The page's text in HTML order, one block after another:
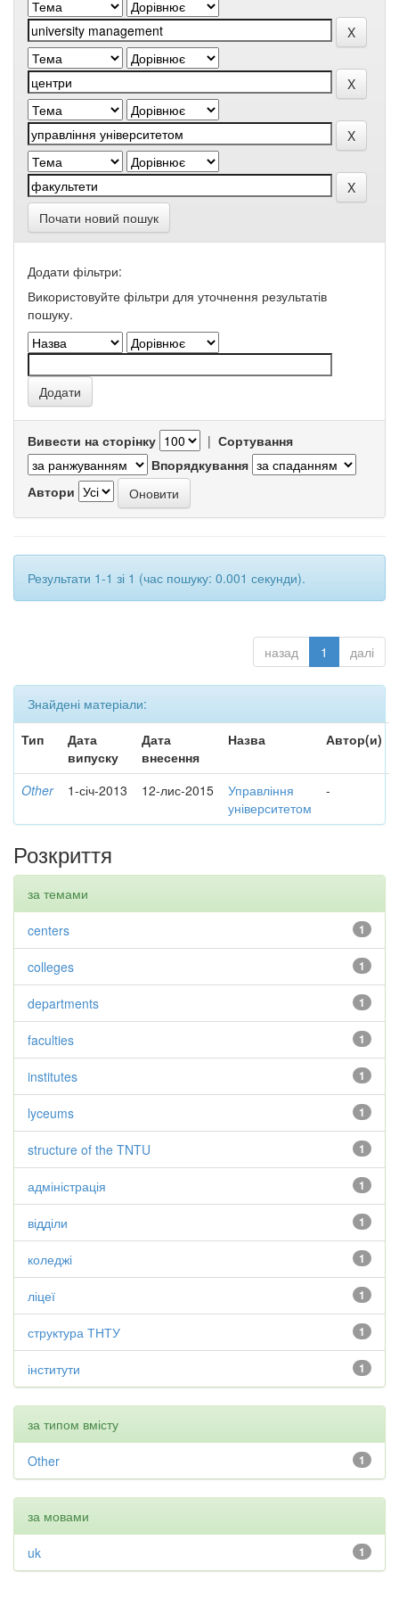
Почати новий пошук
Додати фільтри:
Використовуйте фільтри для уточнення результатів
пошуку.
Вивести на сторінку | Сортування
Впорядкування
Автори
Результати 1-1 зі 1 (час пошуку: 0.001 секунди).
назад 1 далі
Знайдені матеріали:
Тип
Дата
випуску
Дата
внесення
Назва Автор(и)
Other 1-січ-2013 12-лис-2015
Управління
університетом
-
Розкриття
за темами
1
centers
1
colleges
1
departments
1
faculties
1
institutes
1
lyceums
1
structure of the TNTU
1
адміністрація
1
відділи
1
коледжі
1
ліцеї
1
структура ТНТУ
1
інститути
за типом вмісту
1
Other
за мовами
1
uk